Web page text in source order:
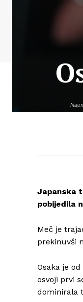
Japanska
pobijedila
Meč je
prekinuvši
Osaka je
osvoji prvi
dominirala